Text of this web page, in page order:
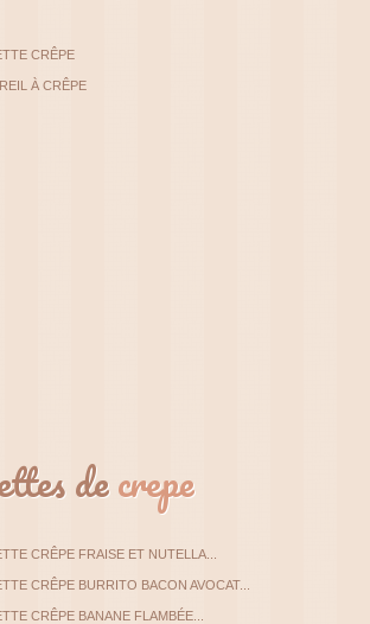
CRÊPE
À CRÊPE
decrepe
CRÊPE FRAISE ET NUTELLA...
CRÊPE BURRITO BACON AVOCAT...
CRÊPE BANANE FLAMBÉE...